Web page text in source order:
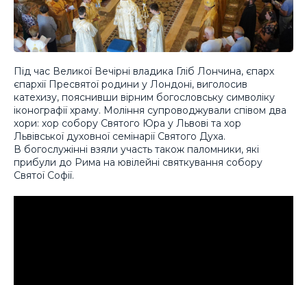
Під час Великої Вечірні владика Гліб Лончина, єпарх
єпархії Пресвятої родини у Лондоні, виголосив
катехизу, пояснивши вірним богословську символіку
іконографії храму. Моління супроводжували співом два
хори: хор собору Святого Юра у Львові та хор
Львівської духовної семінарії Святого Духа.
В богослужінні взяли участь також паломники, які
прибули до Рима на ювілейні святкування собору
Святої Софії.